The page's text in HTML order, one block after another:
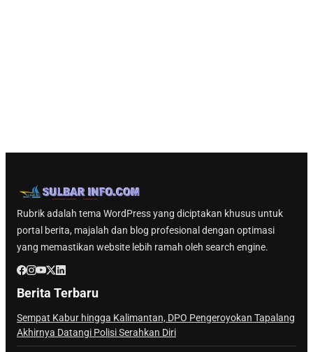
Rubrik adalah tema WordPress yang diciptakan khusus untuk
portal berita, majalah dan blog profesional dengan optimasi
yang memastikan website lebih ramah oleh search engine.
Berita Terbaru
Sempat Kabur hingga Kalimantan, DPO Pengeroyokan Tapalang
Akhirnya Datangi Polisi Serahkan Diri